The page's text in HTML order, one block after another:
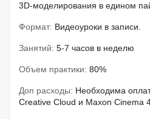
3D-моделирования в едином
Формат: Видеоуроки в записи.
Занятий: 5-7 часов в неделю
Объем практики: 80%
Доп расходы: Необходима
Creative Cloud и Maxon Cinema